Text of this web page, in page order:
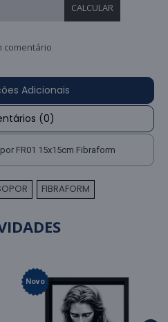
CALCULAR
comentário
Adicionais
(0)
FR01 15x15cm Fibraform
FIBRAFORM
Novo